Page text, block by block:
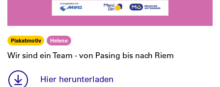
Plakatmotiv Helene
Wir sind ein Team - von Pasing bis nach Riem
Hier herunterladen